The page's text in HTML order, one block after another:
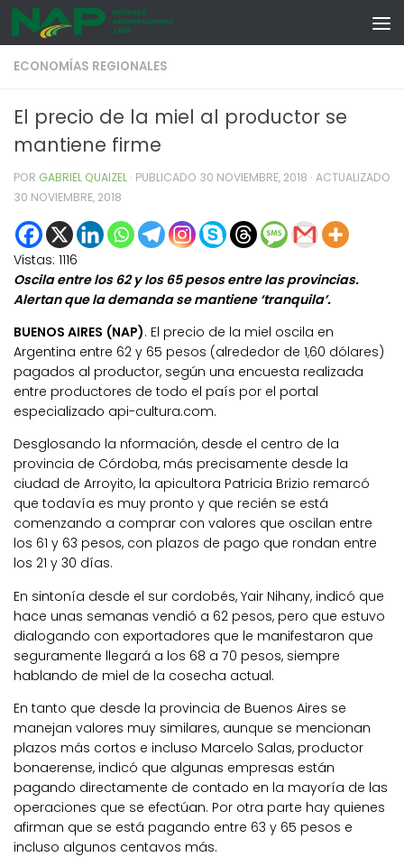
Skip to content
ECONOMÍAS REGIONALES
El precio de la miel al productor se
mantiene firme
POR GABRIEL QUAIZEL · PUBLICADO 30 NOVIEMBRE, 2018 · ACTUALIZADO
30 NOVIEMBRE, 2018
Vistas: 1116
Oscila entre los 62 y los 65 pesos entre las provincias.
Alertan que la demanda se mantiene ‘tranquila’.
BUENOS AIRES (NAP). El precio de la miel oscila en
Argentina entre 62 y 65 pesos (alrededor de 1,60 dólares)
pagados al productor, según una encuesta realizada
entre productores de todo el país por el portal
especializado api-cultura.com.
Desglosando la nformación, desde el centro de la
provincia de Córdoba, más precisamente desde la
ciudad de Arroyito, la apicultora Patricia Brizio remarcó
que todavía es muy pronto y que recién se está
comenzando a comprar con valores que oscilan entre
los 61 y 63 pesos, con plazos de pago que rondan entre
los 21 y 30 días.
En sintonía desde el sur cordobés, Yair Nihany, indicó que
hace unas semanas vendió a 62 pesos, pero que estuvo
dialogando con exportadores que le manifestaron que
seguramente llegará a los 68 a 70 pesos, siempre
hablando de miel de la cosecha actual.
En tanto que desde la provincia de Buenos Aires se
manejan valores muy similares, aunque se mencionan
plazos más cortos e incluso Marcelo Salas, productor
bonaerense, indicó que algunas empresas están
pagando directamente de contado en la mayoría de las
operaciones que se efectúan. Por otra parte hay quienes
afirman que se está pagando entre 63 y 65 pesos e
incluso algunos centavos más.